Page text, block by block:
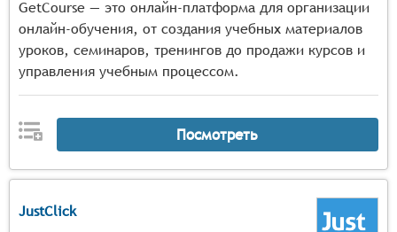
GetCourse — это онлайн-платформа для организации
онлайн-обучения, от создания учебных материалов
уроков, семинаров, тренингов до продажи курсов и
управления учебным процессом.
Посмотреть
JustClick